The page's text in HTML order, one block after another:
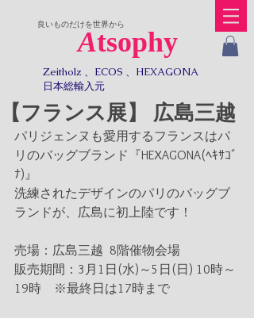
Atsophy
​良いものだけを世界から
Zeitholz 、ECOS 、HEXAGONA
日本総輸入元​​
【フランス展】 広島三越
パリジェンヌも愛用するフランスはパ
リのバッグブランド『HEXAGONA(ﾍｷｻｺﾞ
ﾅ)』
洗練されたデザインのパリのバッグブ
ランドが、広島に初上陸です！
売場：広島三越  8階催物会場
販売期間：3月1日(水)～5日(日) 10時～
19時　※最終日は17時まで